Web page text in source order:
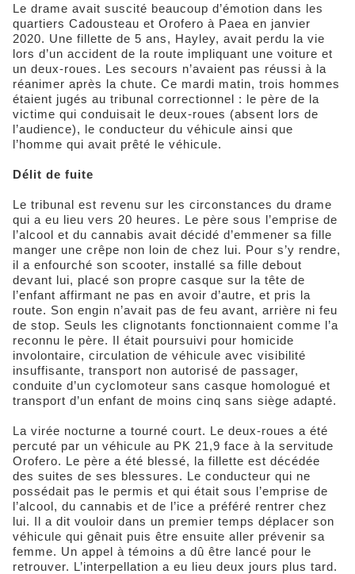
Le drame avait suscité beaucoup d’émotion dans les
quartiers Cadousteau et Orofero à Paea en janvier
2020. Une fillette de 5 ans, Hayley, avait perdu la vie
lors d’un accident de la route impliquant une voiture et
un deux-roues. Les secours n’avaient pas réussi à la
réanimer après la chute. Ce mardi matin, trois hommes
étaient jugés au tribunal correctionnel : le père de la
victime qui conduisait le deux-roues (absent lors de
l’audience), le conducteur du véhicule ainsi que
l’homme qui avait prêté le véhicule.
Délit de fuite
Le tribunal est revenu sur les circonstances du drame
qui a eu lieu vers 20 heures. Le père sous l’emprise de
l’alcool et du cannabis avait décidé d’emmener sa fille
manger une crêpe non loin de chez lui. Pour s’y rendre,
il a enfourché son scooter, installé sa fille debout
devant lui, placé son propre casque sur la tête de
l’enfant affirmant ne pas en avoir d’autre, et pris la
route. Son engin n’avait pas de feu avant, arrière ni feu
de stop. Seuls les clignotants fonctionnaient comme l’a
reconnu le père. Il était poursuivi pour homicide
involontaire, circulation de véhicule avec visibilité
insuffisante, transport non autorisé de passager,
conduite d’un cyclomoteur sans casque homologué et
transport d’un enfant de moins cinq sans siège adapté.
La virée nocturne a tourné court. Le deux-roues a été
percuté par un véhicule au PK 21,9 face à la servitude
Orofero. Le père a été blessé, la fillette est décédée
des suites de ses blessures. Le conducteur qui ne
possédait pas le permis et qui était sous l’emprise de
l’alcool, du cannabis et de l’ice a préféré rentrer chez
lui. Il a dit vouloir dans un premier temps déplacer son
véhicule qui gênait puis être ensuite aller prévenir sa
femme. Un appel à témoins a dû être lancé pour le
retrouver. L’interpellation a eu lieu deux jours plus tard.